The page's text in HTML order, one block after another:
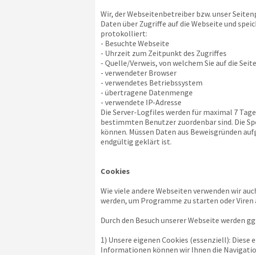
Wir, der Webseitenbetreiber bzw. unser
Daten über Zugriffe auf die Webseite und
protokolliert:
- Besuchte Webseite
- Uhrzeit zum Zeitpunkt des Zugriffes
- Quelle/Verweis, von welchem Sie auf die
- verwendeter Browser
- verwendetes Betriebssystem
- übertragene Datenmenge
- verwendete IP-Adresse
Die Server-Logfiles werden für maximal 7
bestimmten Benutzer zuordenbar sind. Die
können. Müssen Daten aus Beweisgründen
endgültig geklärt ist.
Cookies
Wie viele andere Webseiten verwenden wir
werden, um Programme zu starten oder
Durch den Besuch unserer Webseite werden
1) Unsere eigenen Cookies (essenziell):
Informationen können wir Ihnen die